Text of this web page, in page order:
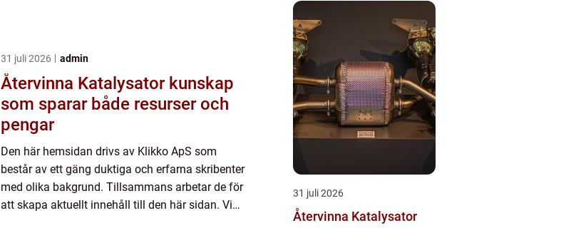
31 juli 2026 admin
Återvinna Katalysator kunskap
som sparar både resurser och
pengar
Den här hemsidan drivs av Klikko ApS som
består av ett gäng duktiga och erfarna skribenter
med olika bakgrund. Tillsammans arbetar de för
att skapa aktuellt innehåll till den här sidan. Vi
31 juli 2026
Återvinna Katalysator